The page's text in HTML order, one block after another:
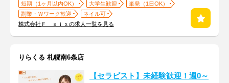
短期（1ヶ月以内OK） 大学生歓迎
単発（1日OK）
副業・Ｗワーク歓迎
ネイル可
株式会社Ｆ ａｉｘの求人一覧を見る
りらくる 札幌南6条店
【セラピスト】未経験歓迎！週0～